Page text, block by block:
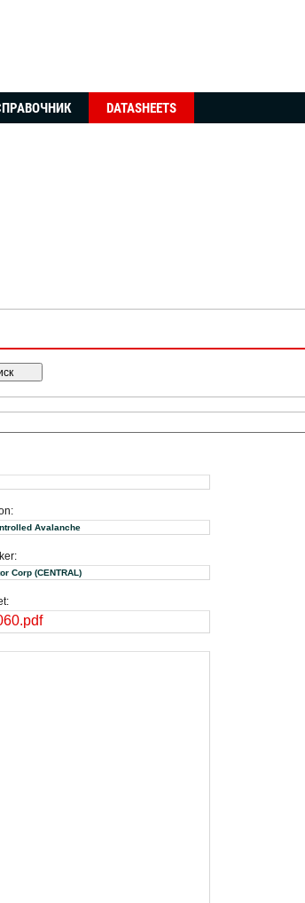
DATASHEETS
Avalanche
Central Semiconductor Corp (CENTRAL)